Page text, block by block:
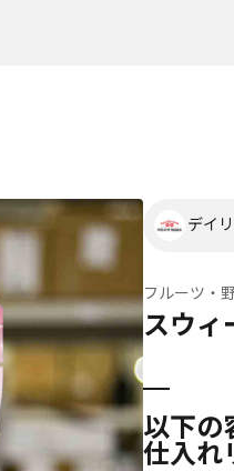
デイ
フルーツ・
スウィ
以下の
仕入れ